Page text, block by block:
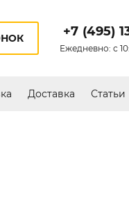
+7 (495)
Ежедневно: с
Доставка Статьи